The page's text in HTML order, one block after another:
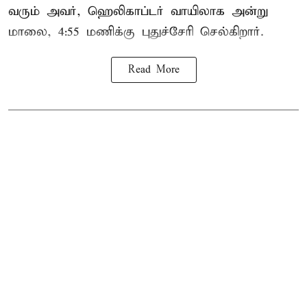
வரும் அவர், ஹெலிகாப்டர் வாயிலாக அன்று
மாலை, 4:55 மணிக்கு புதுச்சேரி செல்கிறார்.
Read More